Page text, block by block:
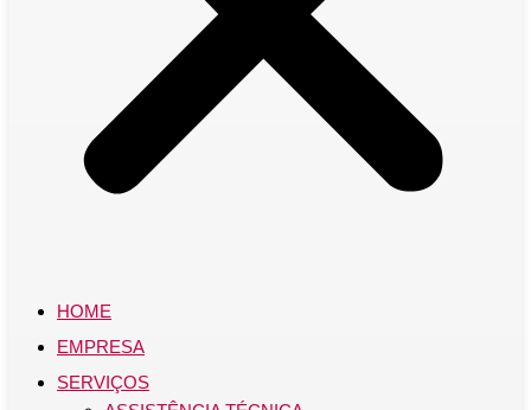
HOME
EMPRESA
SERVIÇOS